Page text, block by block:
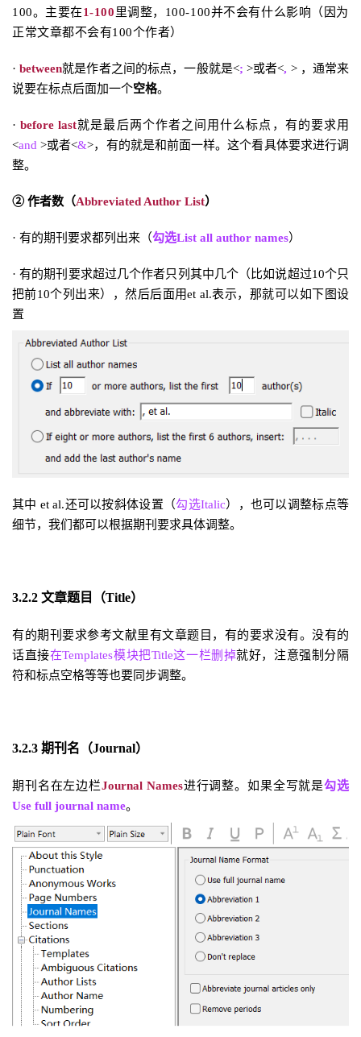
100。主要在1-100里调整，100-100并不会有什么影响（因为
正常文章都不会有100个作者）
·between就是作者之间的标点，一般就是<;>或者<, > ，通常来
说要在标点后面加一个空格。
·before last就是最后两个作者之间用什么标点，有的要求用
<and>或者<&>，有的就是和前面一样。这个看具体要求进行调
整。
② 作者数（Abbreviated Author List）
· 有的期刊要求都列出来（勾选List all author names）
· 有的期刊要求超过几个作者只列其中几个（比如说超过10个只
把前10个列出来），然后后面用et al.表示，那就可以如下图设
置
其中 et al.还可以按斜体设置（勾选Italic），也可以调整标点等
细节，我们都可以根据期刊要求具体调整。
3.2.2 文章题目（Title）
有的期刊要求参考文献里有文章题目，有的要求没有。没有的
话直接在Templates模块把Title这一栏删掉就好，注意强制分隔
符和标点空格等等也要同步调整。
3.2.3 期刊名（Journal）
期刊名在左边栏Journal Names进行调整。如果全写就是勾选
Use full journal name。